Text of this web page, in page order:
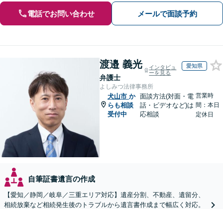
電話でお問い合わせ メールで面談予約
渡邉 義光
弁護士
インタビュ
ーを見る
愛知県
よしみつ法律事務所
犬山市 か
らも相談
受付中
面談方法(対面・電
話・ビデオなど)は
応相談
営業時
間：本日
定休日
自筆証書遺言の作成
【愛知／静岡／岐阜／三重エリア対応】遺産分割、不動産、遺留分、
相続放棄など相続発生後のトラブルから遺言書作成まで幅広く対応。